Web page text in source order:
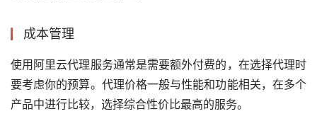
成本管理
使用阿里云代理服务通常是需要额外付费的，在选择代理时
要考虑你的预算。代理价格一般与性能和功能相关，在多个
产品中进行比较，选择综合性价比最高的服务。